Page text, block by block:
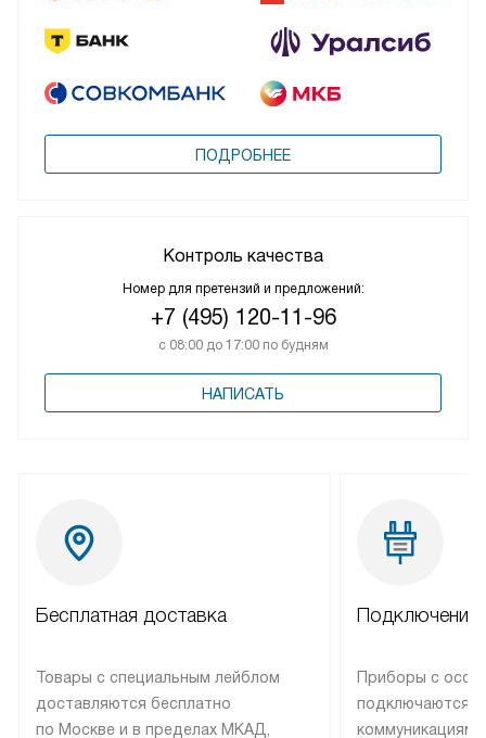
ПОДРОБНЕЕ
Контроль качества
Номер для претензий и предложений:
+7 (495) 120-11-96
с 08:00 до 17:00 по будням
НАПИСАТЬ
Бесплатная доставка
Товары с специальным лейблом
доставляются бесплатно
по Москве и в пределах МКАД,
Подключение
Приборы с
подключаются к
коммуникациям